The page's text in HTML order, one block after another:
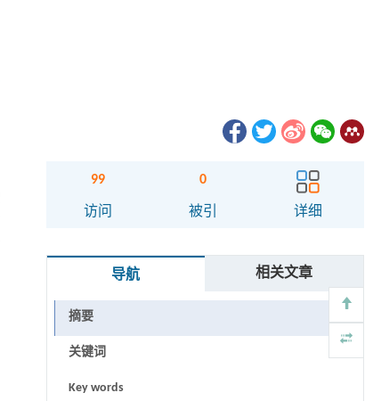
99
访问
0
被引 详细
导航 相关文章
摘要
关键词
Key words